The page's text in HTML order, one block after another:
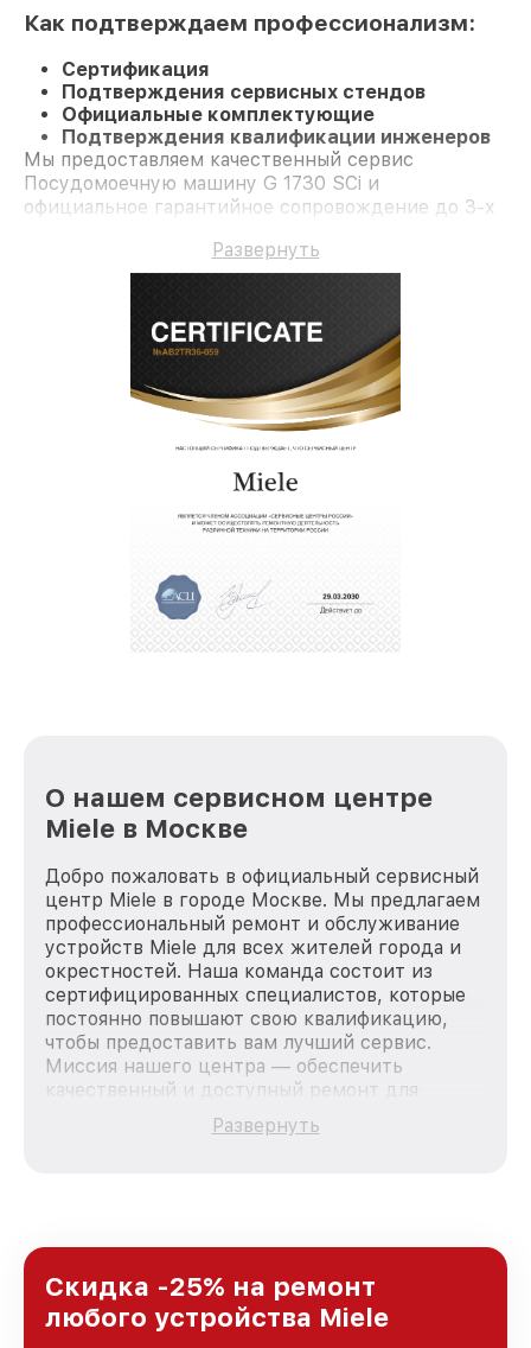
Как подтверждаем профессионализм:
Сертификация
Подтверждения сервисных стендов
Официальные комплектующие
Подтверждения квалификации инженеров
Мы предоставляем качественный сервис
Посудомоечную машину G 1730 SCi и
официальное гарантийное сопровождение до 3-х
Развернуть
О нашем сервисном центре
Miele в Москве
Добро пожаловать в официальный сервисный
центр Miele в городе Москве. Мы предлагаем
профессиональный ремонт и обслуживание
устройств Miele для всех жителей города и
окрестностей. Наша команда состоит из
сертифицированных специалистов, которые
постоянно повышают свою квалификацию,
чтобы предоставить вам лучший сервис.
Миссия нашего центра — обеспечить
качественный и доступный ремонт для
каждого пользователя продукции Miele, вне
зависимости от сложности поломки. Мы
и лояльности наших клиентов.
Развернуть
Скидка -25% на ремонт
любого устройства Miele